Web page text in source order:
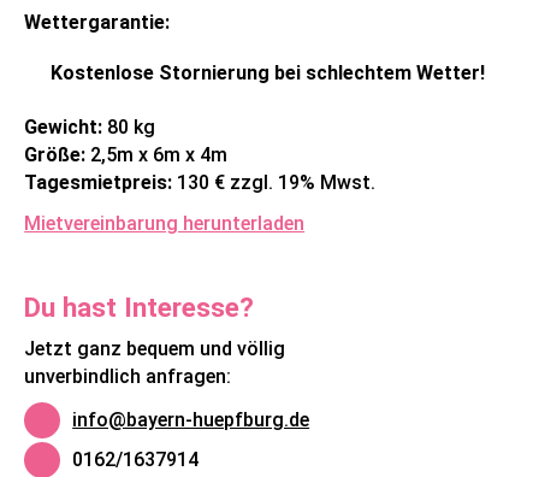
Wettergarantie:
Kostenlose Stornierung bei schlechtem Wetter!
Gewicht: 80 kg
Größe: 2,5m x 6m x 4m
Tagesmietpreis: 130 € zzgl. 19% Mwst.
Mietvereinbarung herunterladen
Du hast Interesse?
Jetzt ganz bequem und völlig
unverbindlich anfragen:
info@bayern-huepfburg.de
0162/1637914